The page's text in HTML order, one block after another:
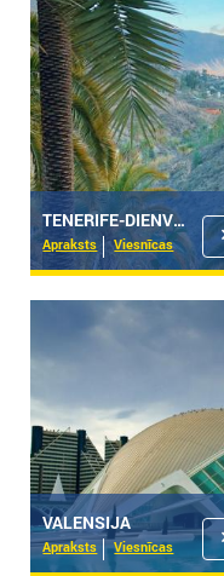
TENERIFE-DIENVIDI
Apraksts Viesnīcas
VALENSIJA
Apraksts Viesnīcas